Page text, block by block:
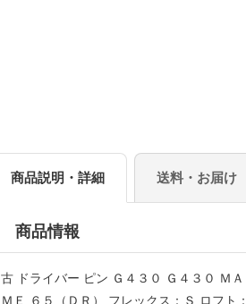
商品説明・詳細 送料・お届け
商品情報
ドライバー ピン Ｇ４３０ Ｇ４３０ Ｍ
ＭＥ ６５（ＤＲ） フレックス：Ｓ ロフト